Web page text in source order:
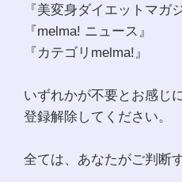
『美変身ダイエットマガ
『melma! ニュース』
『カテゴリmelma!』
いずれかが不要とお感じ
登録解除してください。
全ては、あなたがご判断